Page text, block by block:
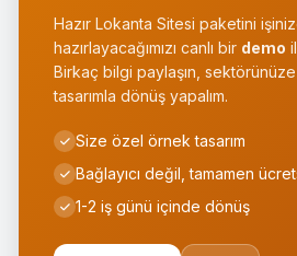
Hazır Lokanta Sitesi paketini
hazırlayacağımızı canlı bir demo
Birkaç bilgi paylaşın,
tasarımla dönüş yapalım.
Size özel örnek tasarım
Bağlayıcı değil, tamamen
1-2 iş günü içinde dönüş